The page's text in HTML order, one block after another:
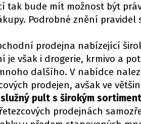
tak bude mít možnost být
Podrobné znění pravidel
prodejna nabízející
je však i drogerie, krmivo a
dalšího. V nabídce
prodejen, avšak ve
pult s širokým
prodejnách